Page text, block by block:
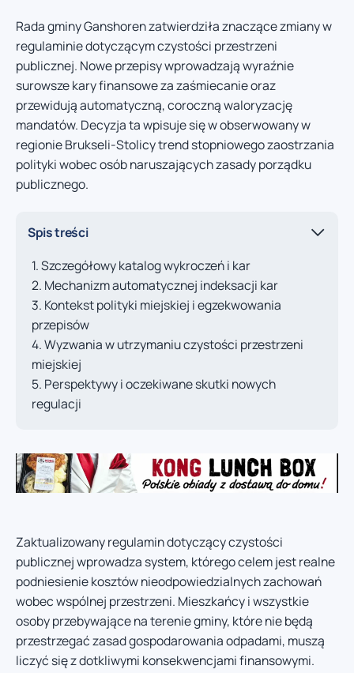
Rada gminy Ganshoren zatwierdziła znaczące zmiany w
regulaminie dotyczącym czystości przestrzeni
publicznej. Nowe przepisy wprowadzają wyraźnie
surowsze kary finansowe za zaśmiecanie oraz
przewidują automatyczną, coroczną waloryzację
mandatów. Decyzja ta wpisuje się w obserwowany w
regionie Brukseli-Stolicy trend stopniowego zaostrzania
polityki wobec osób naruszających zasady porządku
publicznego.
Spis treści
Szczegółowy katalog wykroczeń i kar
Mechanizm automatycznej indeksacji kar
Kontekst polityki miejskiej i egzekwowania
przepisów
Wyzwania w utrzymaniu czystości przestrzeni
miejskiej
Perspektywy i oczekiwane skutki nowych
regulacji
Zaktualizowany regulamin dotyczący czystości
publicznej wprowadza system, którego celem jest realne
podniesienie kosztów nieodpowiedzialnych zachowań
wobec wspólnej przestrzeni. Mieszkańcy i wszystkie
osoby przebywające na terenie gminy, które nie będą
przestrzegać zasad gospodarowania odpadami, muszą
liczyć się z dotkliwymi konsekwencjami finansowymi.